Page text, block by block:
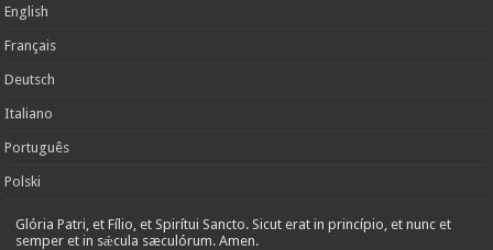
English
Français
Deutsch
Italiano
Português
Polski
Glória Patri, et Fílio, et Spirítui Sancto. Sicut erat in princípio, et nunc et
semper et in sǽcula sæculórum. Amen.